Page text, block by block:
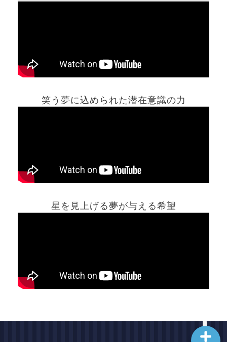
笑う夢に込められた潜在意識の力
星を見上げる夢が与える希望
ホーム
最新記事動画